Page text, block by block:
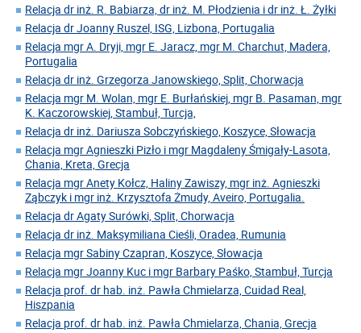
Relacja dr inż. R. Babiarza, dr inż. M. Płodzienia i dr inż. Ł. Żyłki
Relacja dr Joanny Ruszel, ISG, Lizbona, Portugalia
Relacja mgr A. Dryji, mgr E. Jaracz, mgr M. Charchut, Madera,
Portugalia
Relacja dr inż. Grzegorza Janowskiego, Split, Chorwacja
Relacja mgr M. Wolan, mgr E. Burłańskiej, mgr B. Pasaman, mgr
K. Kaczorowskiej, Stambuł, Turcja,
Relacja dr inż. Dariusza Sobczyńskiego, Koszyce, Słowacja
Relacja mgr Agnieszki Pizło i mgr Magdaleny Śmigały-Lasota,
Chania, Kreta, Grecja
Relacja mgr Anety Kołcz, Haliny Zawiszy, mgr inż. Agnieszki
Ząbczyk i mgr inż. Krzysztofa Żmudy, Aveiro, Portugalia.
Relacja dr Agaty Surówki, Split, Chorwacja
Relacja dr inż. Maksymiliana Cieśli, Oradea, Rumunia
Relacja mgr Sabiny Czapran, Koszyce, Słowacja
Relacja mgr Joanny Kuc i mgr Barbary Paśko, Stambuł, Turcja
Relacja prof. dr hab. inż. Pawła Chmielarza, Cuidad Real,
Hiszpania
Relacja prof. dr hab. inż. Pawła Chmielarza, Chania, Grecja